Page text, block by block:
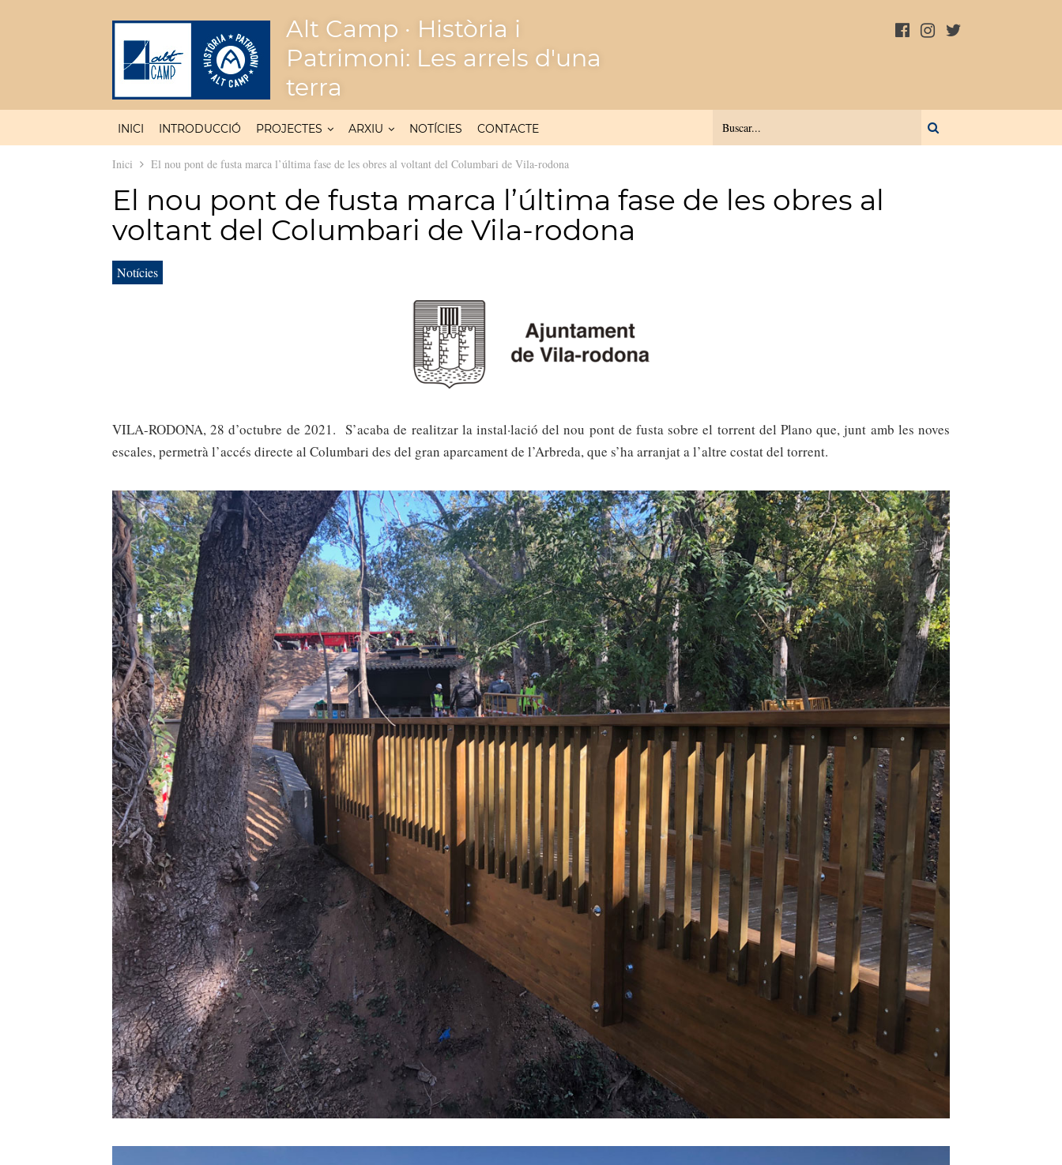
Alt Camp · Història i
Patrimoni: Les arrels d'una
terra
INICI INTRODUCCIÓ PROJECTES ARXIU NOTÍCIES CONTACTE
Inici El nou pont de fusta marca l’última fase de les obres al voltant del Columbari de Vila-rodona
El nou pont de fusta marca l’última fase de les obres al
voltant del Columbari de Vila-rodona
Notícies
VILA-RODONA, 28 d’octubre de 2021. S’acaba de realitzar la instal·lació del nou pont de fusta sobre el torrent del Plano que, junt amb les noves
escales, permetrà l’accés directe al Columbari des del gran aparcament de l’Arbreda, que s’ha arranjat a l’altre costat del torrent.